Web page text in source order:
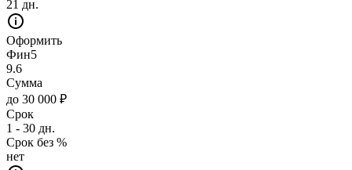
21 дн.
Оформить
Фин5
9.6
Сумма
до 30 000 ₽
Срок
1 - 30 дн.
Срок без %
нет